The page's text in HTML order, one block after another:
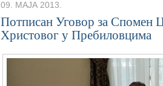
09. МАЈА 2013.
Потписан Уговор за Спомен
Христовог у Пребиловцима